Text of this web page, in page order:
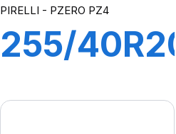
PIRELLI - PZERO PZ4
255/40R20